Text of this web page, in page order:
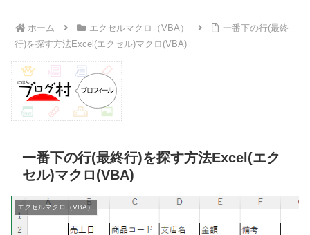
ホーム エクセルマクロ（VBA）
一番下の行(最終
行)を探す方法Excel(エクセル)マクロ(VBA)
一番下の行(最終行)を探す方法Excel(エク
セル)マクロ(VBA)
エクセルマクロ（VBA）